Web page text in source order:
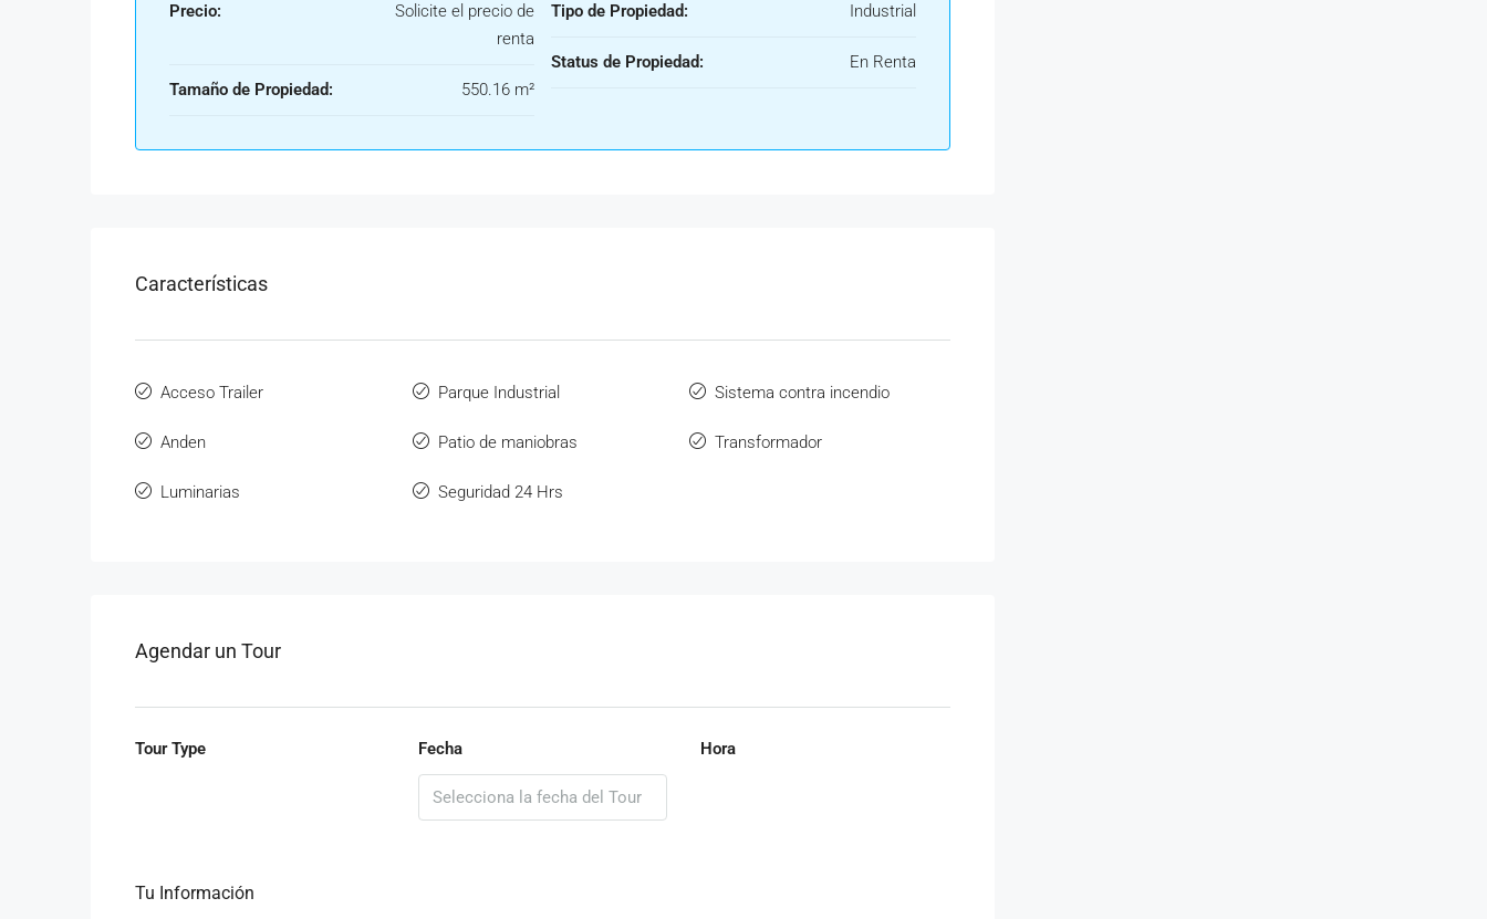
Precio:
Solicite el precio de
renta
Tamaño de Propiedad: 550.16 m²
Tipo de Propiedad: Industrial
Status de Propiedad: En Renta
Características
Acceso Trailer
Anden
Luminarias
Parque Industrial
Patio de maniobras
Seguridad 24 Hrs
Sistema contra incendio
Transformador
Agendar un Tour
Tour Type Fecha Hora
Tu Información